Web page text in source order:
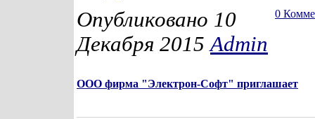
0
Опубликовано 10
Декабря 2015Admin
ООО фирма "Электрон-Софт" приглашает